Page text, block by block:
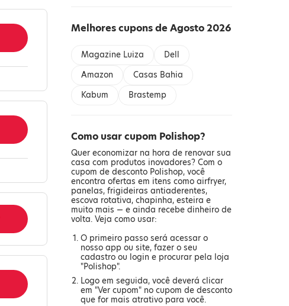
Melhores cupons de Agosto 2026
Magazine Luiza
Dell
Amazon
Casas Bahia
Kabum
Brastemp
Como usar cupom Polishop?
Quer economizar na hora de renovar sua
casa com produtos inovadores? Com o
cupom de desconto Polishop, você
encontra ofertas em itens como airfryer,
panelas, frigideiras antiaderentes,
escova rotativa, chapinha, esteira e
muito mais — e ainda recebe dinheiro de
volta. Veja como usar:
O primeiro passo será acessar o
nosso app ou site, fazer o seu
cadastro ou login e procurar pela loja
"Polishop".
Logo em seguida, você deverá clicar
em "Ver cupom" no cupom de desconto
que for mais atrativo para você.